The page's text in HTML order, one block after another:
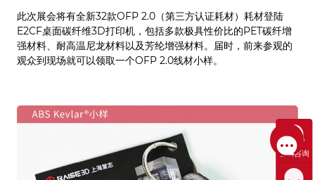
此次展会将有全新32款OFP 2.0（第三方认证耗材）耗材登陆
E2CF桌面碳纤维3D打印机，包括多款极具性价比的PET碳纤增
强材料、耐高温尼龙材料以及芳纶增强材料。届时，前来参观的
观众到现场就可以领取一个OFP 2.0线材小样。
售前咨询